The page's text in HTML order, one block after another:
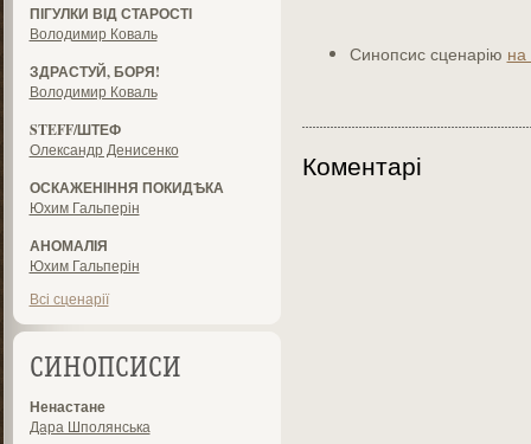
ПІГУЛКИ ВІД СТАРОСТІ
Володимир Коваль
ЗДРАСТУЙ, БОРЯ!
Володимир Коваль
STEFF/ШТЕФ
Олександр Денисенко
ОСКАЖЕНІННЯ ПОКИДѢКА
Юхим Гальперін
АНОМАЛІЯ
Юхим Гальперін
Всі сценарії
СИНОПСИСИ
Ненастане
Дара Шполянська
Синопсис сценарію на
Коментарі